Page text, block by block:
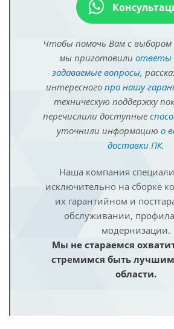
Чтобы помочь Вам с
мы приготовили ответы
задаваемые вопросы,
интересного про нашу
техническую поддержку
перечислили доступные
уточнили информацию о
доставки ПК.
Наша компания
исключительно на сборке
их гарантийном и
обслуживании,
модернизации.
Мы не стараемся
стремимся быть
области.